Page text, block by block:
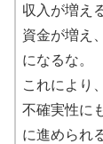
収入が増え
資金が増え
になるな。
これにより
不確実性に
に進められ